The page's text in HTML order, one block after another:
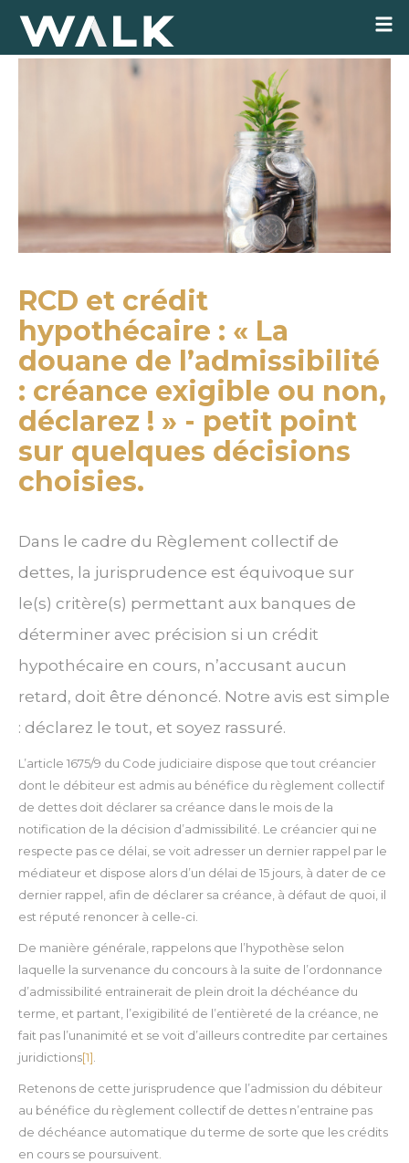
RCD et crédit
hypothécaire : « La
douane de l’admissibilité
: créance exigible ou non,
déclarez ! » - petit point
sur quelques décisions
choisies.
Dans le cadre du Règlement collectif de
dettes, la jurisprudence est équivoque sur
le(s) critère(s) permettant aux banques de
déterminer avec précision si un crédit
hypothécaire en cours, n’accusant aucun
retard, doit être dénoncé. Notre avis est simple
: déclarez le tout, et soyez rassuré.
L’article 1675/9 du Code judiciaire dispose que tout créancier
dont le débiteur est admis au bénéfice du règlement collectif
de dettes doit déclarer sa créance dans le mois de la
notification de la décision d’admissibilité. Le créancier qui ne
respecte pas ce délai, se voit adresser un dernier rappel par le
médiateur et dispose alors d’un délai de 15 jours, à dater de ce
dernier rappel, afin de déclarer sa créance, à défaut de quoi, il
est réputé renoncer à celle-ci.
De manière générale, rappelons que l’hypothèse selon
laquelle la survenance du concours à la suite de l’ordonnance
d’admissibilité entrainerait de plein droit la déchéance du
terme, et partant, l’exigibilité de l’entièreté de la créance, ne
fait pas l’unanimité et se voit d’ailleurs contredite par certaines
juridictions[1].
Retenons de cette jurisprudence que l’admission du débiteur
au bénéfice du règlement collectif de dettes n’entraine pas
de déchéance automatique du terme de sorte que les crédits
en cours se poursuivent.